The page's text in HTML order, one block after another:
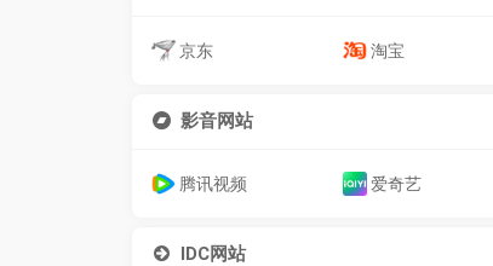
京东 淘宝
影音网站
腾讯视频 爱奇艺
IDC网站